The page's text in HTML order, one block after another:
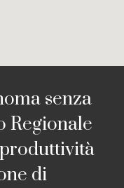
senza
Regionale
di